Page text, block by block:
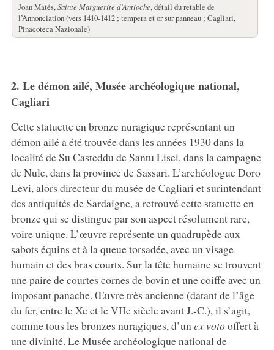
Joan Matés, Sainte Marguerite d’Antioche, détail du retable de
l’Annonciation (vers 1410-1412 ; tempera et or sur panneau ; Cagliari,
Pinacoteca Nazionale)
2. Le démon ailé, Musée archéologique national,
Cagliari
Cette statuette en bronze nuragique représentant un
démon ailé a été trouvée dans les années 1930 dans la
localité de Su Casteddu de Santu Lisei, dans la campagne
de Nule, dans la province de Sassari. L’archéologue Doro
Levi, alors directeur du musée de Cagliari et surintendant
des antiquités de Sardaigne, a retrouvé cette statuette en
bronze qui se distingue par son aspect résolument rare,
voire unique. L’œuvre représente un quadrupède aux
sabots équins et à la queue torsadée, avec un visage
humain et des bras courts. Sur la tête humaine se trouvent
une paire de courtes cornes de bovin et une coiffe avec un
imposant panache. Œuvre très ancienne (datant de l’âge
du fer, entre le Xe et le VIIe siècle avant J.-C.), il s’agit,
comme tous les bronzes nuragiques, d’un ex votooffert à
une divinité. Le Musée archéologique national de